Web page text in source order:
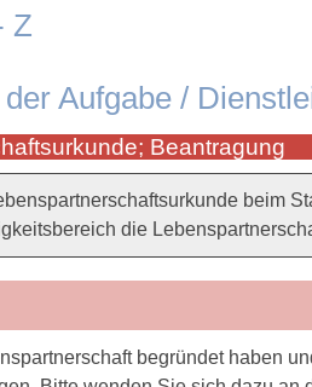
Z
Aufgabe /
Beantragung
beim
die
begründet haben